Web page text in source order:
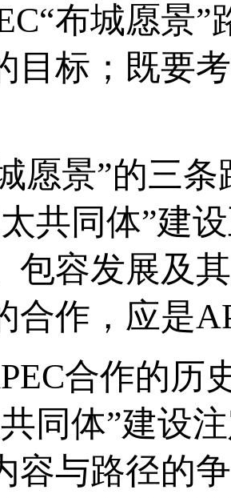
布城愿景
目标；既要
愿景”的三
共同体”建
包容发展及
合作，应是
合作的历
同体”建设
容与路径的